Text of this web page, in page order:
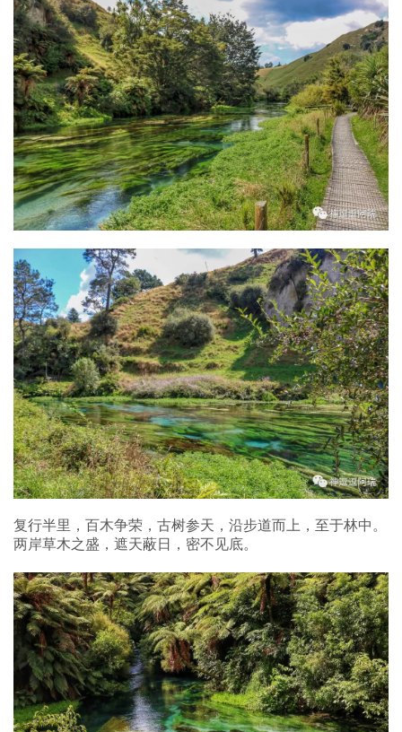
复行半里，百木争荣，古树参天，沿步道而上，至于林中。
两岸草木之盛，遮天蔽日，密不见底。